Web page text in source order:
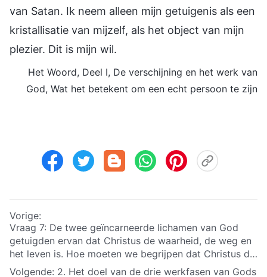
van Satan. Ik neem alleen mijn getuigenis als een
kristallisatie van mijzelf, als het object van mijn
plezier. Dit is mijn wil.
Het Woord, Deel I, De verschijning en het werk van
God, Wat het betekent om een echt persoon te zijn
Vorige:
Vraag 7: De twee geïncarneerde lichamen van God
getuigden ervan dat Christus de waarheid, de weg en
het leven is. Hoe moeten we begrijpen dat Christus de
waarheid, de weg en het leven is?
Volgende: 2. Het doel van de drie werkfasen van Gods